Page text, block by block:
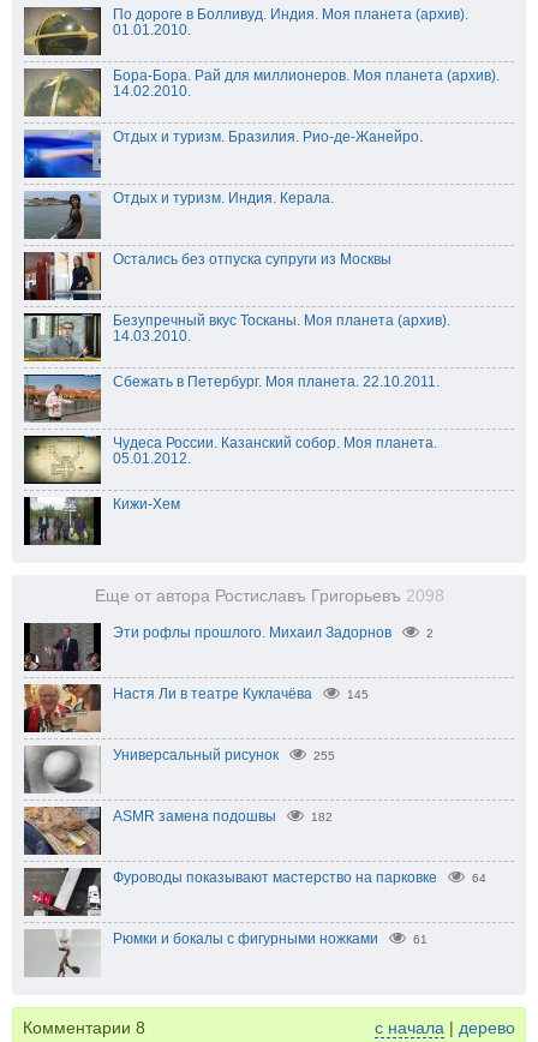
По дороге в Болливуд. Индия. Моя планета (архив).
01.01.2010.
Бора-Бора. Рай для миллионеров. Моя планета (архив).
14.02.2010.
Отдых и туризм. Бразилия. Рио-де-Жанейро.
Отдых и туризм. Индия. Керала.
Остались без отпуска супруги из Москвы
Безупречный вкус Тосканы. Моя планета (архив).
14.03.2010.
Сбежать в Петербург. Моя планета. 22.10.2011.
Чудеса России. Казанский собор. Моя планета.
05.01.2012.
Кижи-Хем
Еще от автора Ростиславъ Григорьевъ 2098
Эти рофлы прошлого. Михаил Задорнов 2
Настя Ли в театре Куклачёва 145
Универсальный рисунок 255
ASMR замена подошвы 182
Фуроводы показывают мастерство на парковке 64
Рюмки и бокалы с фигурными ножками 61
Комментарии 8 с начала | дерево